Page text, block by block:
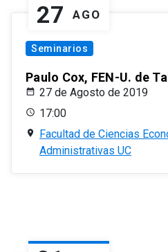
27 AGO
Seminarios
Paulo Cox, FEN-U. de
27 de Agosto de 2019
17:00
Facultad de Ciencias
Administrativas UC